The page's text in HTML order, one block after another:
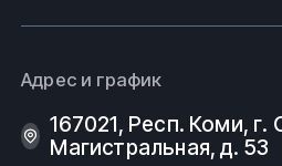
Адрес и график
167021, Респ. Коми, г.
Магистральная, д. 53